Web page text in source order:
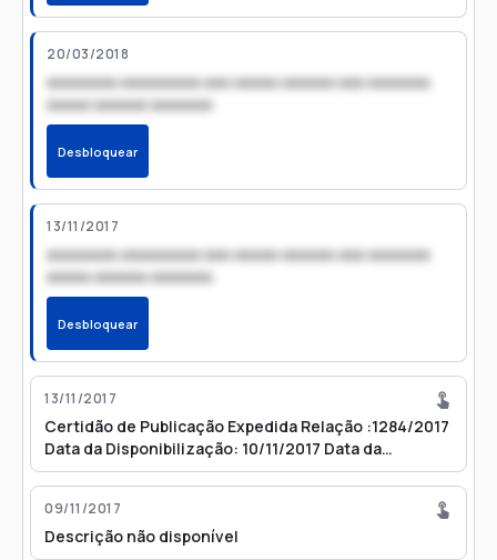
20/03/2018
xxxxxxxx xxxxxxxxx xxx xxxxx xxxxxx xxx xxxxxxx
xxxxx xxxxxx xxxxxxx
Desbloquear
13/11/2017
xxxxxxxx xxxxxxxxx xxx xxxxx xxxxxx xxx xxxxxxx
xxxxx xxxxxx xxxxxxx
Desbloquear
13/11/2017
Certidão de Publicação Expedida Relação :1284/2017
Data da Disponibilização: 10/11/2017 Data da
Publicação: 13/11/2017 Número do Diário: 2467
Página: 2662/2666
09/11/2017
Descrição não disponível